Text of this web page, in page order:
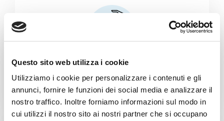
Questo sito web utilizza i cookie
Utilizziamo i cookie per personalizzare i contenuti e gli
annunci, fornire le funzioni dei social media e analizzare il
nostro traffico. Inoltre forniamo informazioni sul modo in
cui utilizzi il nostro sito ai nostri partner che si occupano